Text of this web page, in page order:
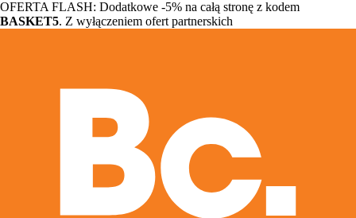
OFERTA FLASH: Dodatkowe -5% na całą stronę z kodem
BASKET5. Z wyłączeniem ofert partnerskich